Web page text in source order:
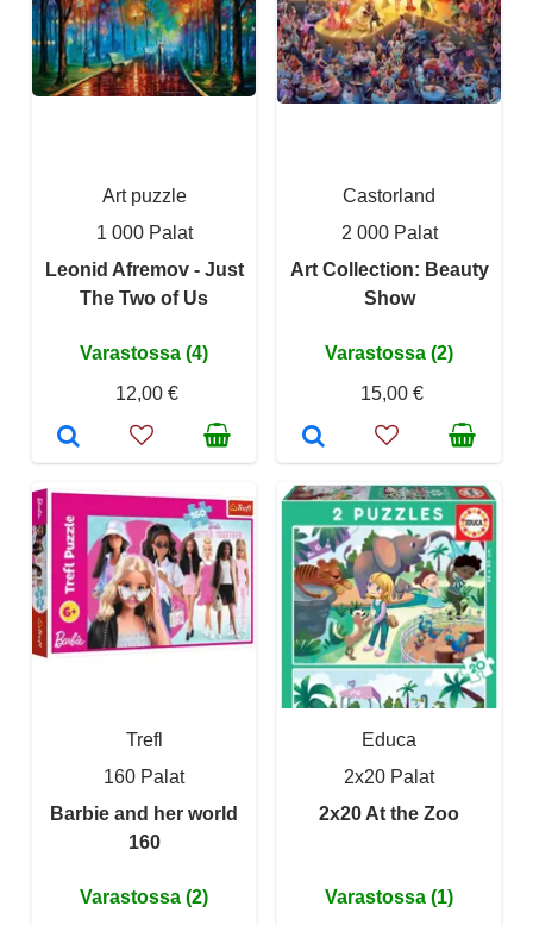
Art puzzle
1 000 Palat
Leonid Afremov - Just
The Two of Us
Varastossa (4)
12,00 €
Castorland
2 000 Palat
Art Collection: Beauty
Show
Varastossa (2)
15,00 €
Trefl
160 Palat
Barbie and her world
160
Varastossa (2)
Educa
2x20 Palat
2x20 At the Zoo
Varastossa (1)